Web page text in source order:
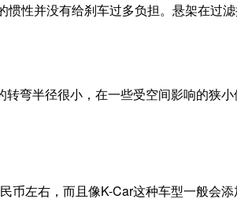
性并没有给刹车过多负担。悬架在过
弯半径很小，在一些受空间影响的狭小
左右，而且像K-Car这种车型一般会